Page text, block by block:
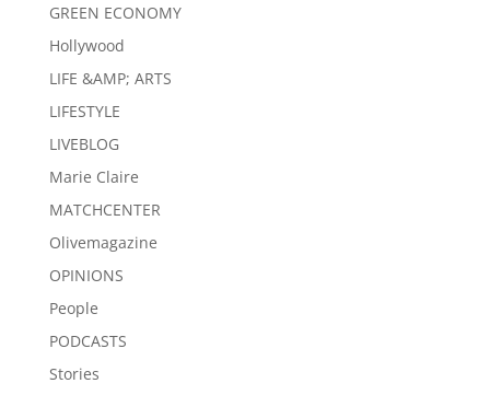
GREEN ECONOMY
Hollywood
LIFE &AMP; ARTS
LIFESTYLE
LIVEBLOG
Marie Claire
MATCHCENTER
Olivemagazine
OPINIONS
People
PODCASTS
Stories